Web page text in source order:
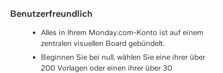
Benutzerfreundlich
Alles in Ihrem Monday.com-Konto ist auf einem
zentralen visuellen Board gebündelt.
Beginnen Sie bei null, wählen Sie eine ihrer über
200 Vorlagen oder einen ihrer über 30